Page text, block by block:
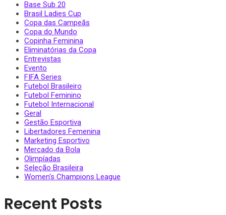
Base Sub 20
Brasil Ladies Cup
Copa das Campeãs
Copa do Mundo
Copinha Feminina
Eliminatórias da Copa
Entrevistas
Evento
FIFA Series
Futebol Brasileiro
Futebol Feminino
Futebol Internacional
Geral
Gestão Esportiva
Libertadores Femenina
Marketing Esportivo
Mercado da Bola
Olimpíadas
Seleção Brasileira
Women's Champions League
Recent Posts